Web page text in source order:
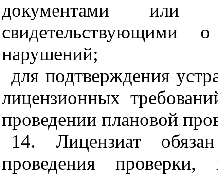
документами или
свидетельствующими
нарушений;
для подтверждения
лицензионных
проведении плановой
14. Лицензиат
проведения